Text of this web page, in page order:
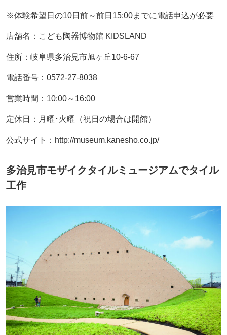
※体験希望日の10日前～前日15:00までに電話申込が必要
店舗名：こども陶器博物館 KIDSLAND
住所：岐阜県多治見市旭ヶ丘10-6-67
電話番号：0572-27-8038
営業時間：10:00～16:00
定休日：月曜･火曜（祝日の場合は開館）
公式サイト：http://museum.kanesho.co.jp/
多治見市モザイクタイルミュージアムでタイル
工作